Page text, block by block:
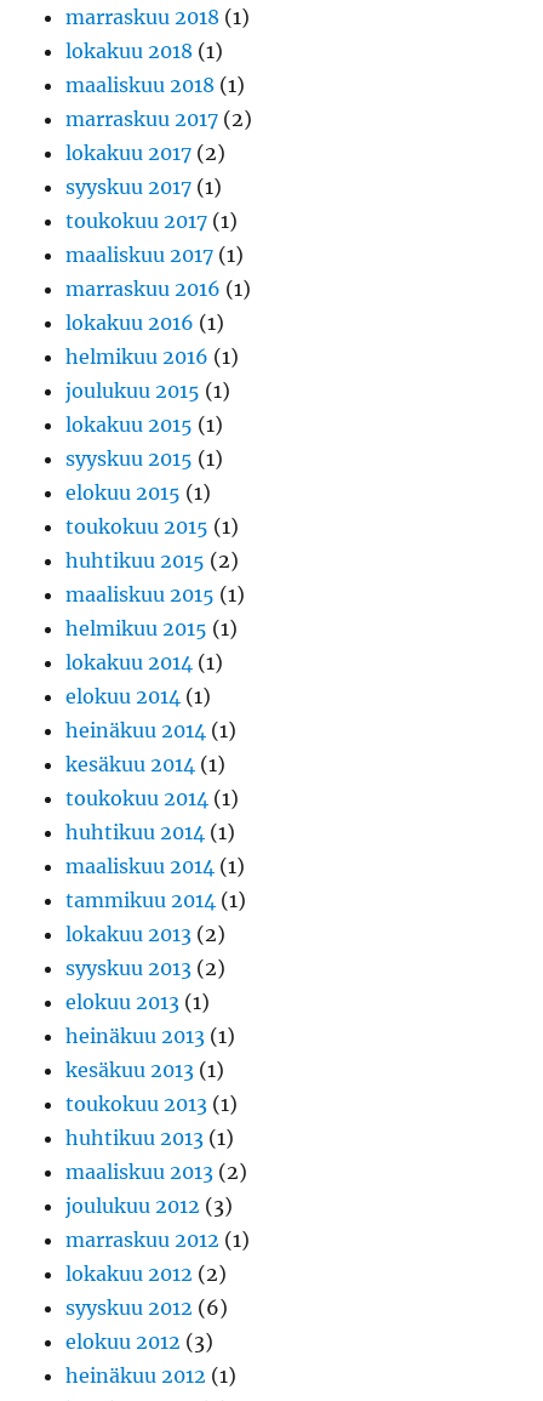
marraskuu 2018 (1)
lokakuu 2018 (1)
maaliskuu 2018 (1)
marraskuu 2017 (2)
lokakuu 2017 (2)
syyskuu 2017 (1)
toukokuu 2017 (1)
maaliskuu 2017 (1)
marraskuu 2016 (1)
lokakuu 2016 (1)
helmikuu 2016 (1)
joulukuu 2015 (1)
lokakuu 2015 (1)
syyskuu 2015 (1)
elokuu 2015 (1)
toukokuu 2015 (1)
huhtikuu 2015 (2)
maaliskuu 2015 (1)
helmikuu 2015 (1)
lokakuu 2014 (1)
elokuu 2014 (1)
heinäkuu 2014 (1)
kesäkuu 2014 (1)
toukokuu 2014 (1)
huhtikuu 2014 (1)
maaliskuu 2014 (1)
tammikuu 2014 (1)
lokakuu 2013 (2)
syyskuu 2013 (2)
elokuu 2013 (1)
heinäkuu 2013 (1)
kesäkuu 2013 (1)
toukokuu 2013 (1)
huhtikuu 2013 (1)
maaliskuu 2013 (2)
joulukuu 2012 (3)
marraskuu 2012 (1)
lokakuu 2012 (2)
syyskuu 2012 (6)
elokuu 2012 (3)
heinäkuu 2012 (1)